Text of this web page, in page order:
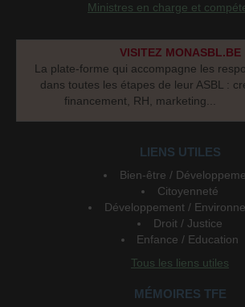
Ministres en charge et
VISITEZ MONASBL.BE
La plate-forme qui accompagne les
dans toutes les étapes de leur ASBL :
financement, RH, marketing...
LIENS UTILES
Bien-être /
Citoyenneté
Développement /
Droit / Justice
Enfance / Education
Tous les liens utiles
MÉMOIRES TFE